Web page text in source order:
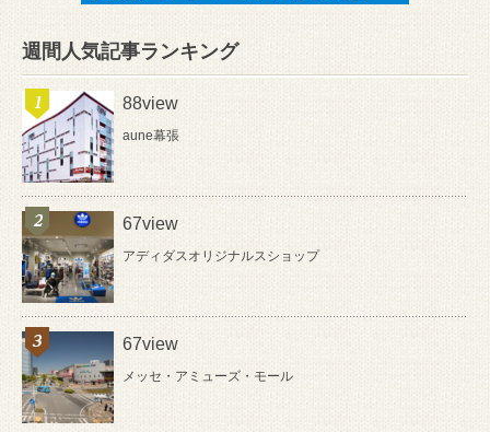
週間人気記事ランキング
88view
aune幕張
67view
アディダスオリジナルスショップ
67view
メッセ・アミューズ・モール